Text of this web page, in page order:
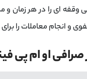
وقفه ‌ای را در هر زمان
و انجام معاملات را
صرافی او ام پی